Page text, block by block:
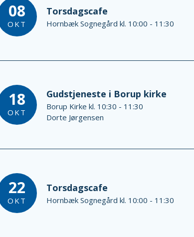
08
OKT
Torsdagscafe
Hornbæk Sognegård kl. 10:00 - 11:30
18
OKT
Gudstjeneste i Borup kirke
Borup Kirke kl. 10:30 - 11:30
Dorte Jørgensen
22
OKT
Torsdagscafe
Hornbæk Sognegård kl. 10:00 - 11:30